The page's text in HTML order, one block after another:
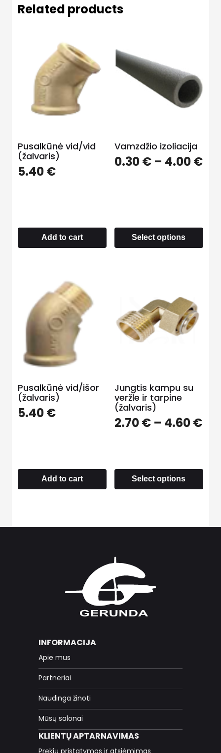
Related products
Pusalkūnė vid/vid
(žalvaris)
5.40€
Add to cart
Vamzdžio izoliacija
0.30€– 4.00€
Select options
Pusalkūnė vid/išor
(žalvaris)
5.40€
Add to cart
Jungtis kampu su
veržle ir tarpine
(žalvaris)
2.70€– 4.60€
Select options
INFORMACIJA
Apie mus
Partneriai
Naudinga žinoti
Mūsų salonai
KLIENTŲ APTARNAVIMAS
Prekių pristatymas ir atsiėmimas